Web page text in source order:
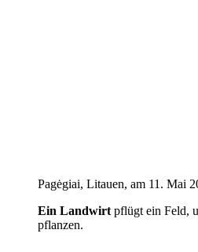
Pagėgiai, Litauen, am 11. Mai
Ein Landwirt pflügt ein Feld,
pflanzen.